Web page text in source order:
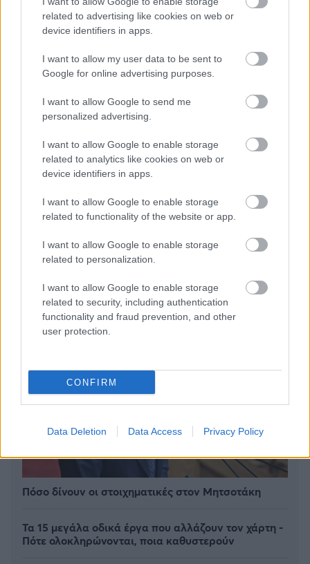
related to advertising like cookies on web or
device identifiers in apps.
I want to allow my user data to be sent to
Google for online advertising purposes.
I want to allow Google to send me
personalized advertising.
I want to allow Google to enable storage
related to analytics like cookies on web or
device identifiers in apps.
I want to allow Google to enable storage
related to functionality of the website or app.
I want to allow Google to enable storage
related to personalization.
I want to allow Google to enable storage
related to security, including authentication
functionality and fraud prevention, and other
user protection.
CONFIRM
Data Deletion Data Access Privacy Policy
«Μου χρωστάς έναν Αύγουστο»: Όλοι μιλούν για τη
φράση που έγινε τραγούδι, κανείς δεν ξέρει από
Ο χορηγός στη νέα φανέλα του Σαλάχ έκανε τους
Έλληνες να απορούν
Αποστολία Ζώη: Ποζάρει στην παραλία και
Πόσο δίνουν οι στοιχηματικές στον Μητσοτάκη
Τα 15 μεγάλα οδικά έργα που αλλάζουν τον χάρτη -
Πότε ολοκληρώνονται, ποια καθυστερούν